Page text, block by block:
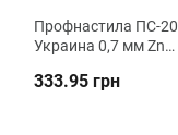
Профнастила ПС-20
Украина 0,7 мм Zn
333.95 грн